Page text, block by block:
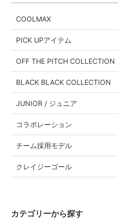
COOLMAX
PICK UPアイテム
OFF THE PITCH COLLECTION
BLACK BLACK COLLECTION
JUNIOR / ジュニア
コラボレーション
チーム採用モデル
クレイジーゴール
カテゴリーから探す